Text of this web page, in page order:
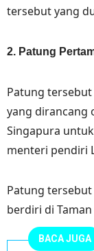
tersebut yang
2. Patung
Patung
yang dirancang
Singapura
menteri pendiri
Patung
berdiri di
BACA JUGA